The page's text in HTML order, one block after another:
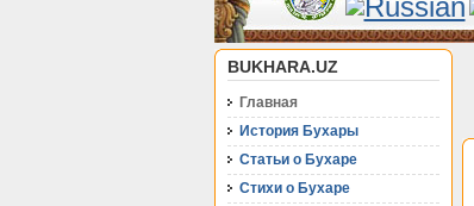
BUKHARA.UZ
Главная
История Бухары
Статьи о Бухаре
Стихи о Бухаре